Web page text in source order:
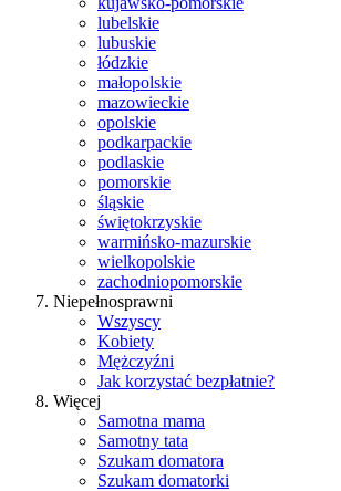
lubelskie
lubuskie
łódzkie
małopolskie
mazowieckie
opolskie
podkarpackie
podlaskie
pomorskie
śląskie
świętokrzyskie
warmińsko-mazurskie
wielkopolskie
zachodniopomorskie
Niepełnosprawni
Wszyscy
Kobiety
Mężczyźni
Jak korzystać bezpłatnie?
Więcej
Samotna mama
Samotny tata
Szukam domatora
Szukam domatorki